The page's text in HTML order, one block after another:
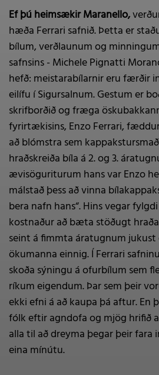
Ef þú heimsækir Maranello,
hæða Ferrari safnið. Þetta er
bílum, verðlaunum og
safnsins - Michele Pignatti
hefð: meistarabílarnir eru færðir
eilífu í Sigursalnum. Gestum er
skrifborðið og fræga
fyrirtækisins, Enzo Ferrari,
að blómstra sem
hraðskreiða bíla á 2. og 3.
ævisöguriturum hans var Enzo
málstað þess að vinna
bera nafn hans“. Hins vegar
kostnaður að bæta stöðugt
seint á fimmta áratugnum jukust
ökumanna einnig. Í Ferrari
skoða sýningu á ofurbílum sem
ríkum eigendum. Þar sem þeir
ekki efni á að kaupa þá aftur. En
fólk eftir agndofa og mjög hrifið
alla til að dreyma þegar þeir fara
eina mínútu.